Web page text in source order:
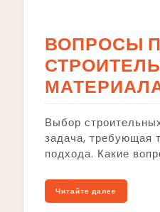
ВОПРОСЫ
Выбор
задача, требующая
подхода. Какие
Читайте далее